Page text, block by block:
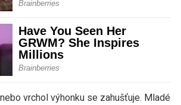
vrchol výhonku se zahušťuje. Mladé